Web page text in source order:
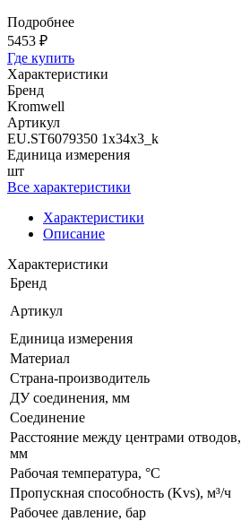
Подробнее
5453 ₽
Где купить
Характеристики
Бренд
Kromwell
Артикул
EU.ST6079350 1x34x3_k
Единица измерения
шт
Все характеристики
Характеристики
Описание
Характеристики
Бренд
Артикул
Единица измерения
Материал
Страна-производитель
ДУ соединения, мм
Соединение
Расстояние между центрами отводов,
мм
Рабочая температура, °С
Пропускная способность (Kvs), м³/ч
Рабочее давление, бар